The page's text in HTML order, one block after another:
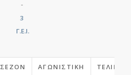
-
3
Γ.Ε.Ι.
ΣΕΖΌΝ ΑΓΩΝΙΣΤΙΚΉ ΤΕΛΙΚΌ